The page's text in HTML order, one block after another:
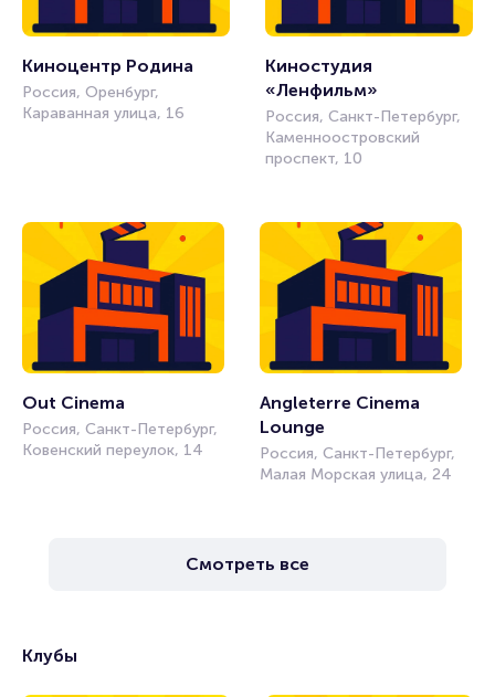
Киноцентр Родина
Россия, Оренбург,
Караванная улица, 16
Киностудия
«Ленфильм»
Россия, Санкт-Петербург,
Каменноостровский
проспект, 10
Out Cinema
Россия, Санкт-Петербург,
Ковенский переулок, 14
Angleterre Cinema
Lounge
Россия, Санкт-Петербург,
Малая Морская улица, 24
Смотреть все
Клубы